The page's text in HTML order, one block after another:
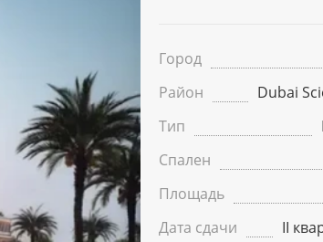
Город
Район
Dubai
Тип
Спален
Площадь
Дата сдачи
II